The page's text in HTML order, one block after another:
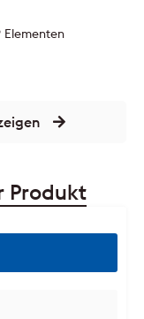
Elementen
Produkt